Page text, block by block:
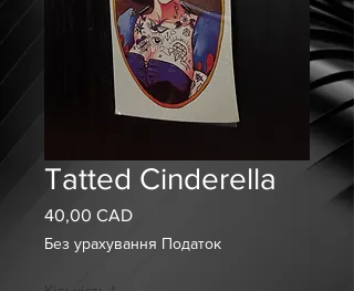
Tatted Cinderella
40,00 CADЦіна
Без урахування Податок